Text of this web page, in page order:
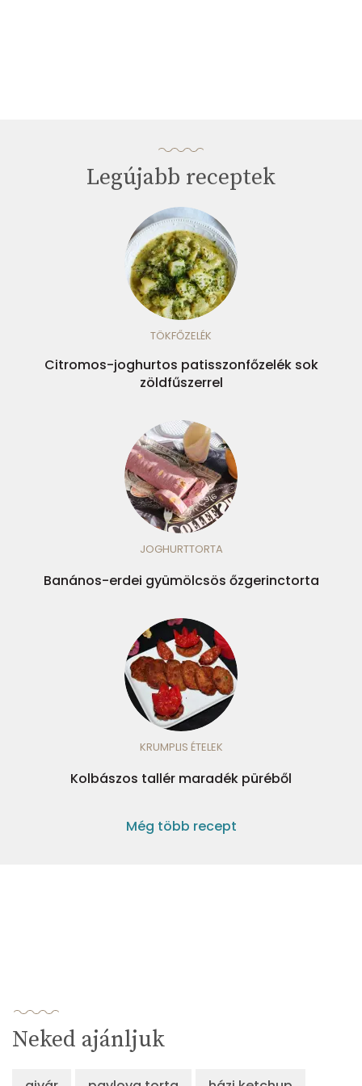
Legújabb receptek
TÖKFŐZELÉK
Citromos-joghurtos patisszonfőzelék sok
zöldfűszerrel
JOGHURTTORTA
Banános-erdei gyümölcsös őzgerinctorta
KRUMPLIS ÉTELEK
Kolbászos tallér maradék püréből
Még több recept
Neked ajánljuk